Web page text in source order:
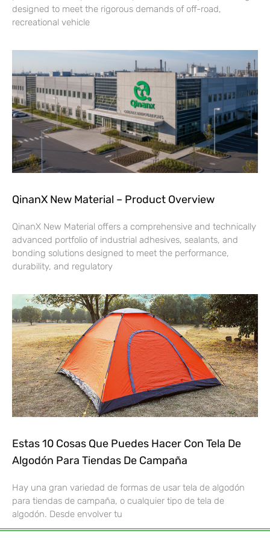
designed to meet the rigorous demands of off-road,
recreational vehicle
QinanX New Material – Product Overview
QinanX New Material offers a comprehensive and technically
advanced portfolio of industrial adhesives, sealants, and
bonding solutions designed to meet the performance,
durability, and regulatory
Estas 10 Cosas Que Puedes Hacer Con Tela De
Algodón Para Tiendas De Campaña
Hay una gran variedad de formas de usar tela de algodón
para tiendas de campaña, o cualquier tipo de tela de
algodón. Desde envolver tu